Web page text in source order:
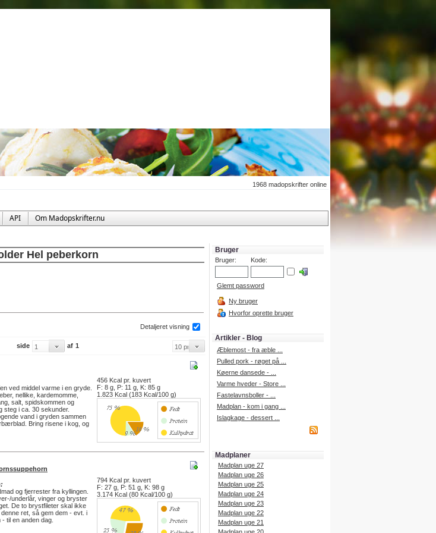
1968 madopskrifter online
API Om Madopskrifter.nu
Hel peberkorn
Detaljeret visning
side af 1
ved middel varme i en gryde.
nellike, kardemomme,
salt, spidskommen og
steg i ca. 30 sekunder.
vand i gryden sammen
Bring risene i kog, og
456 Kcal pr. kuvert
F: 8 g, P: 11 g, K: 85 g
1.823 Kcal (183 Kcal/100 g)
og fjerrester fra kyllingen.
underlår, vinger og bryster
De to brystfileter skal ikke
ret, så gem dem - evt. i
til en anden dag.
794 Kcal pr. kuvert
F: 27 g, P: 51 g, K: 98 g
3.174 Kcal (80 Kcal/100 g)
Bruger
Bruger: Kode:
Glemt password
Ny bruger
Hvorfor oprette bruger
Artikler - Blog
Æblemost - fra æble ...
Pulled pork - røget på ...
Køerne dansede - ...
Varme hveder - Store ...
Fastelavnsboller - ...
Madplan - kom i gang ...
Islagkage - dessert ...
Madplaner
Madplan uge 27
Madplan uge 26
Madplan uge 25
Madplan uge 24
Madplan uge 23
Madplan uge 22
Madplan uge 21